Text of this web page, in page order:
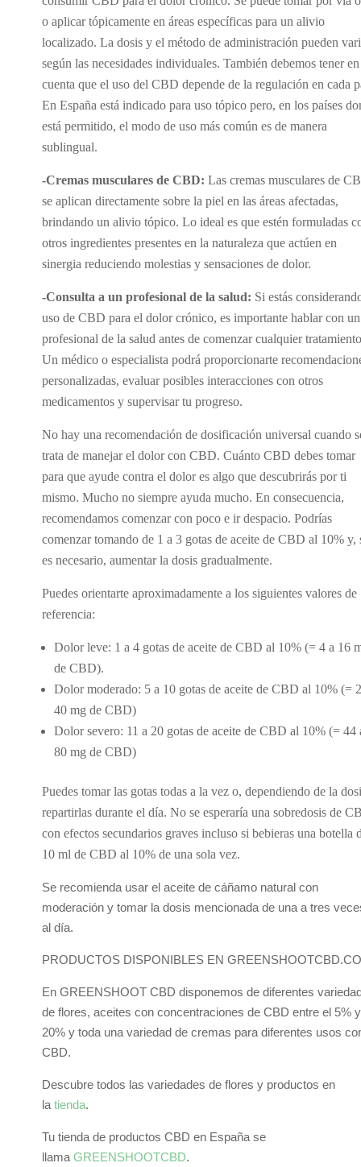
o aplicar tópicamente en áreas específicas para un alivio
localizado. La dosis y el método de administración pueden
según las necesidades individuales. También debemos tener en
cuenta que el uso del CBD depende de la regulación en cada
En España está indicado para uso tópico pero, en los países
está permitido, el modo de uso más común es de manera
sublingual.
-Cremas musculares de CBD: Las cremas musculares de
se aplican directamente sobre la piel en las áreas afectadas,
brindando un alivio tópico. Lo ideal es que estén formuladas
otros ingredientes presentes en la naturaleza que actúen en
sinergia reduciendo molestias y sensaciones de dolor.
-Consulta a un profesional de la salud: Si estás
uso de CBD para el dolor crónico, es importante hablar con un
profesional de la salud antes de comenzar cualquier
Un médico o especialista podrá proporcionarte
personalizadas, evaluar posibles interacciones con otros
medicamentos y supervisar tu progreso.
No hay una recomendación de dosificación universal cuando
trata de manejar el dolor con CBD. Cuánto CBD debes tomar
para que ayude contra el dolor es algo que descubrirás por ti
mismo. Mucho no siempre ayuda mucho. En consecuencia,
recomendamos comenzar con poco e ir despacio. Podrías
comenzar tomando de 1 a 3 gotas de aceite de CBD al 10% y,
es necesario, aumentar la dosis gradualmente.
Puedes orientarte aproximadamente a los siguientes valores de
referencia:
Dolor leve: 1 a 4 gotas de aceite de CBD al 10% (= 4 a 16
de CBD).
Dolor moderado: 5 a 10 gotas de aceite de CBD al 10% (=
40 mg de CBD)
Dolor severo: 11 a 20 gotas de aceite de CBD al 10% (= 44
80 mg de CBD)
Puedes tomar las gotas todas a la vez o, dependiendo de la
repartirlas durante el día. No se esperaría una sobredosis de
con efectos secundarios graves incluso si bebieras una botella
10 ml de CBD al 10% de una sola vez.
Se recomienda usar el aceite de cáñamo natural con
moderación y tomar la dosis mencionada de una a tres
al día.
PRODUCTOS DISPONIBLES EN
En GREENSHOOT CBD disponemos de diferentes
de flores, aceites con concentraciones de CBD entre el 5%
20% y toda una variedad de cremas para diferentes usos
CBD.
Descubre todos las variedades de flores y productos en
la tienda.
Tu tienda de productos CBD en España se
llama GREENSHOOTCBD.